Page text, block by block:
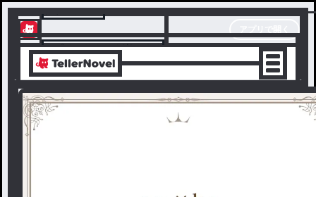
テラーノベル
アプリでサクサク楽しめる